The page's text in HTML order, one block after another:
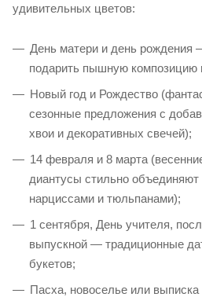
удивительных цветов:
День матери и день рождения
подарить пышную композицию
Новый год и Рождество
сезонные предложения с
хвои и декоративных свечей);
14 февраля и 8 марта
диантусы стильно
нарциссами и тюльпанами);
1 сентября, День учителя,
выпускной — традиционные
букетов;
Пасха, новоселье или